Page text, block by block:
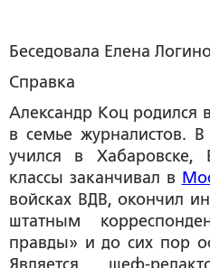
Беседовала Елена
Справка
Александр Коц родился
в семье журналистов.
учился в Хабаровске,
классы заканчивал в
войсках ВДВ, окончил
штатным
правды» и до сих пор
Является шеф-